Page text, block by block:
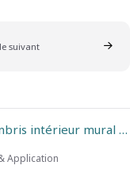
suivant
▶ Guide vidéo : Comment installer le lambris intérieur mural HIMACS
Application